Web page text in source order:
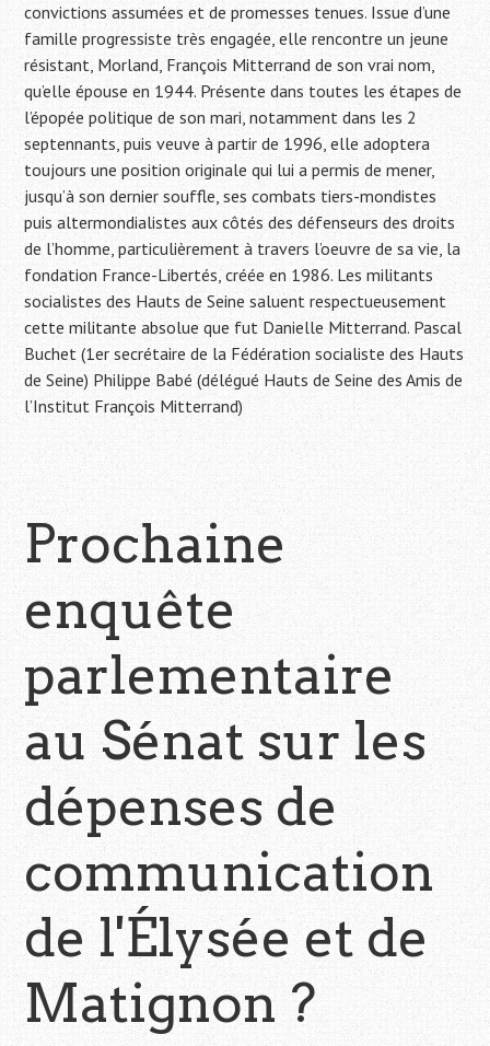
convictions assumées et de promesses tenues. Issue d’une
famille progressiste très engagée, elle rencontre un jeune
résistant, Morland, François Mitterrand de son vrai nom,
qu’elle épouse en 1944. Présente dans toutes les étapes de
l’épopée politique de son mari, notamment dans les 2
septennants, puis veuve à partir de 1996, elle adoptera
toujours une position originale qui lui a permis de mener,
jusqu’à son dernier souffle, ses combats tiers-mondistes
puis altermondialistes aux côtés des défenseurs des droits
de l’homme, particulièrement à travers l’oeuvre de sa vie, la
fondation France-Libertés, créée en 1986. Les militants
socialistes des Hauts de Seine saluent respectueusement
cette militante absolue que fut Danielle Mitterrand. Pascal
Buchet (1er secrétaire de la Fédération socialiste des Hauts
de Seine) Philippe Babé (délégué Hauts de Seine des Amis de
l’Institut François Mitterrand)
Prochaine
enquête
parlementaire
au Sénat sur les
dépenses de
communication
de l'Élysée et de
Matignon ?